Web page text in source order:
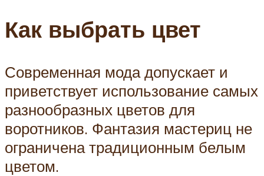
Как выбрать цвет
Современная мода допускает и
приветствует использование самых
разнообразных цветов для
воротников. Фантазия мастериц не
ограничена традиционным белым
цветом.